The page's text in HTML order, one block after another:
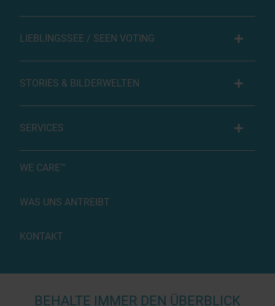
LIEBLINGSSEE / SEEN VOTING
STORIES & BILDERWELTEN
SERVICES
WE CARE™
WAS UNS ANTREIBT
KONTAKT
BEHALTE IMMER DEN ÜBERBLICK